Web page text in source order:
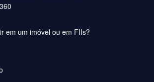
em um imóvel ou em FIIs?